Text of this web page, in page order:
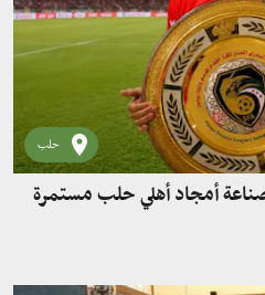
حلب
أمجاد أهلي حلب مستمرة